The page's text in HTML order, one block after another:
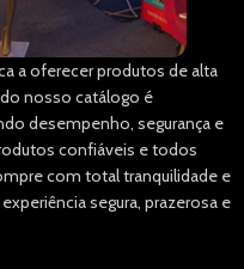
a oferecer produtos de alta
nosso catálogo é
desempenho, segurança e
confiáveis e todos
com total tranquilidade e
segura, prazerosa e